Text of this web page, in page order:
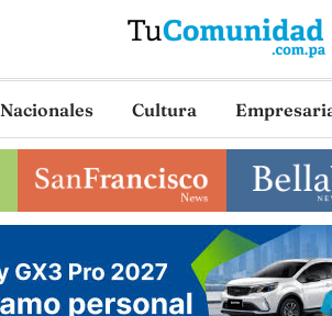
Nacionales Cultura